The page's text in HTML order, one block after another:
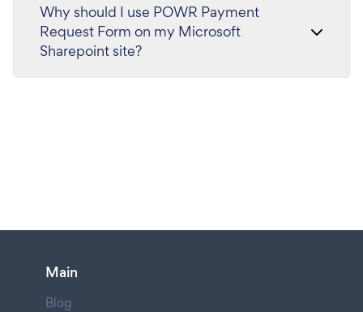
Why should I use POWR Payment
Request Form on my Microsoft
Sharepoint site?
Main
Blog